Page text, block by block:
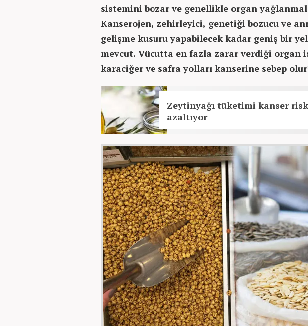
sistemini bozar ve genellikle organ
Kanserojen, zehirleyici, genetiği bozucu ve
gelişme kusuru yapabilecek kadar geniş bir
mevcut. Vücutta en fazla zarar verdiği organ
karaciğer ve safra yolları kanserine sebep
Zeytinyağı tüketimi kanser
azaltıyor